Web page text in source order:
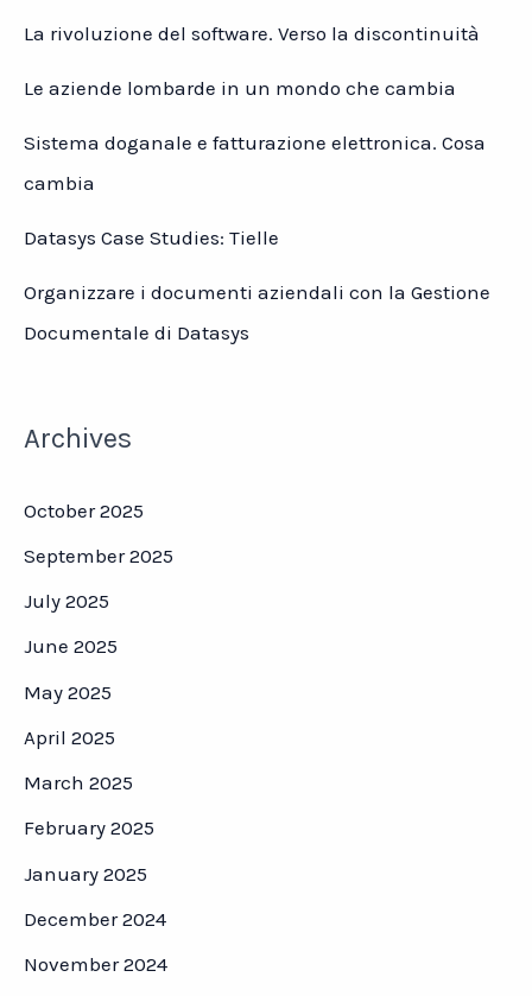
La rivoluzione del software. Verso la discontinuità
Le aziende lombarde in un mondo che cambia
Sistema doganale e fatturazione elettronica. Cosa
cambia
Datasys Case Studies: Tielle
Organizzare i documenti aziendali con la Gestione
Documentale di Datasys
Archives
October 2025
September 2025
July 2025
June 2025
May 2025
April 2025
March 2025
February 2025
January 2025
December 2024
November 2024